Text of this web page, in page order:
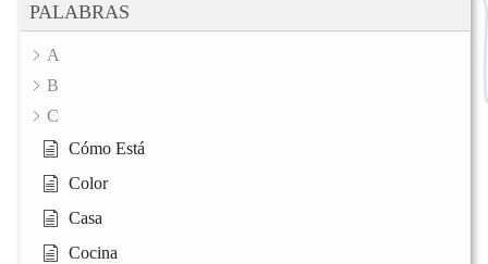
PALABRAS
A
B
C
Cómo Está
Color
Casa
Cocina